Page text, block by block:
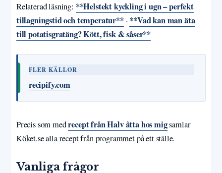
Relaterad läsning: **Helstekt kyckling i ugn – perfekt
tillagningstid och temperatur**· **Vad kan man äta
till potatisgratäng? Kött, fisk & såser**
FLER KÄLLOR
recipify.com
Precis som medrecept från Halv åtta hos migsamlar
Köket.se alla recept från programmet på ett ställe.
Vanliga frågor